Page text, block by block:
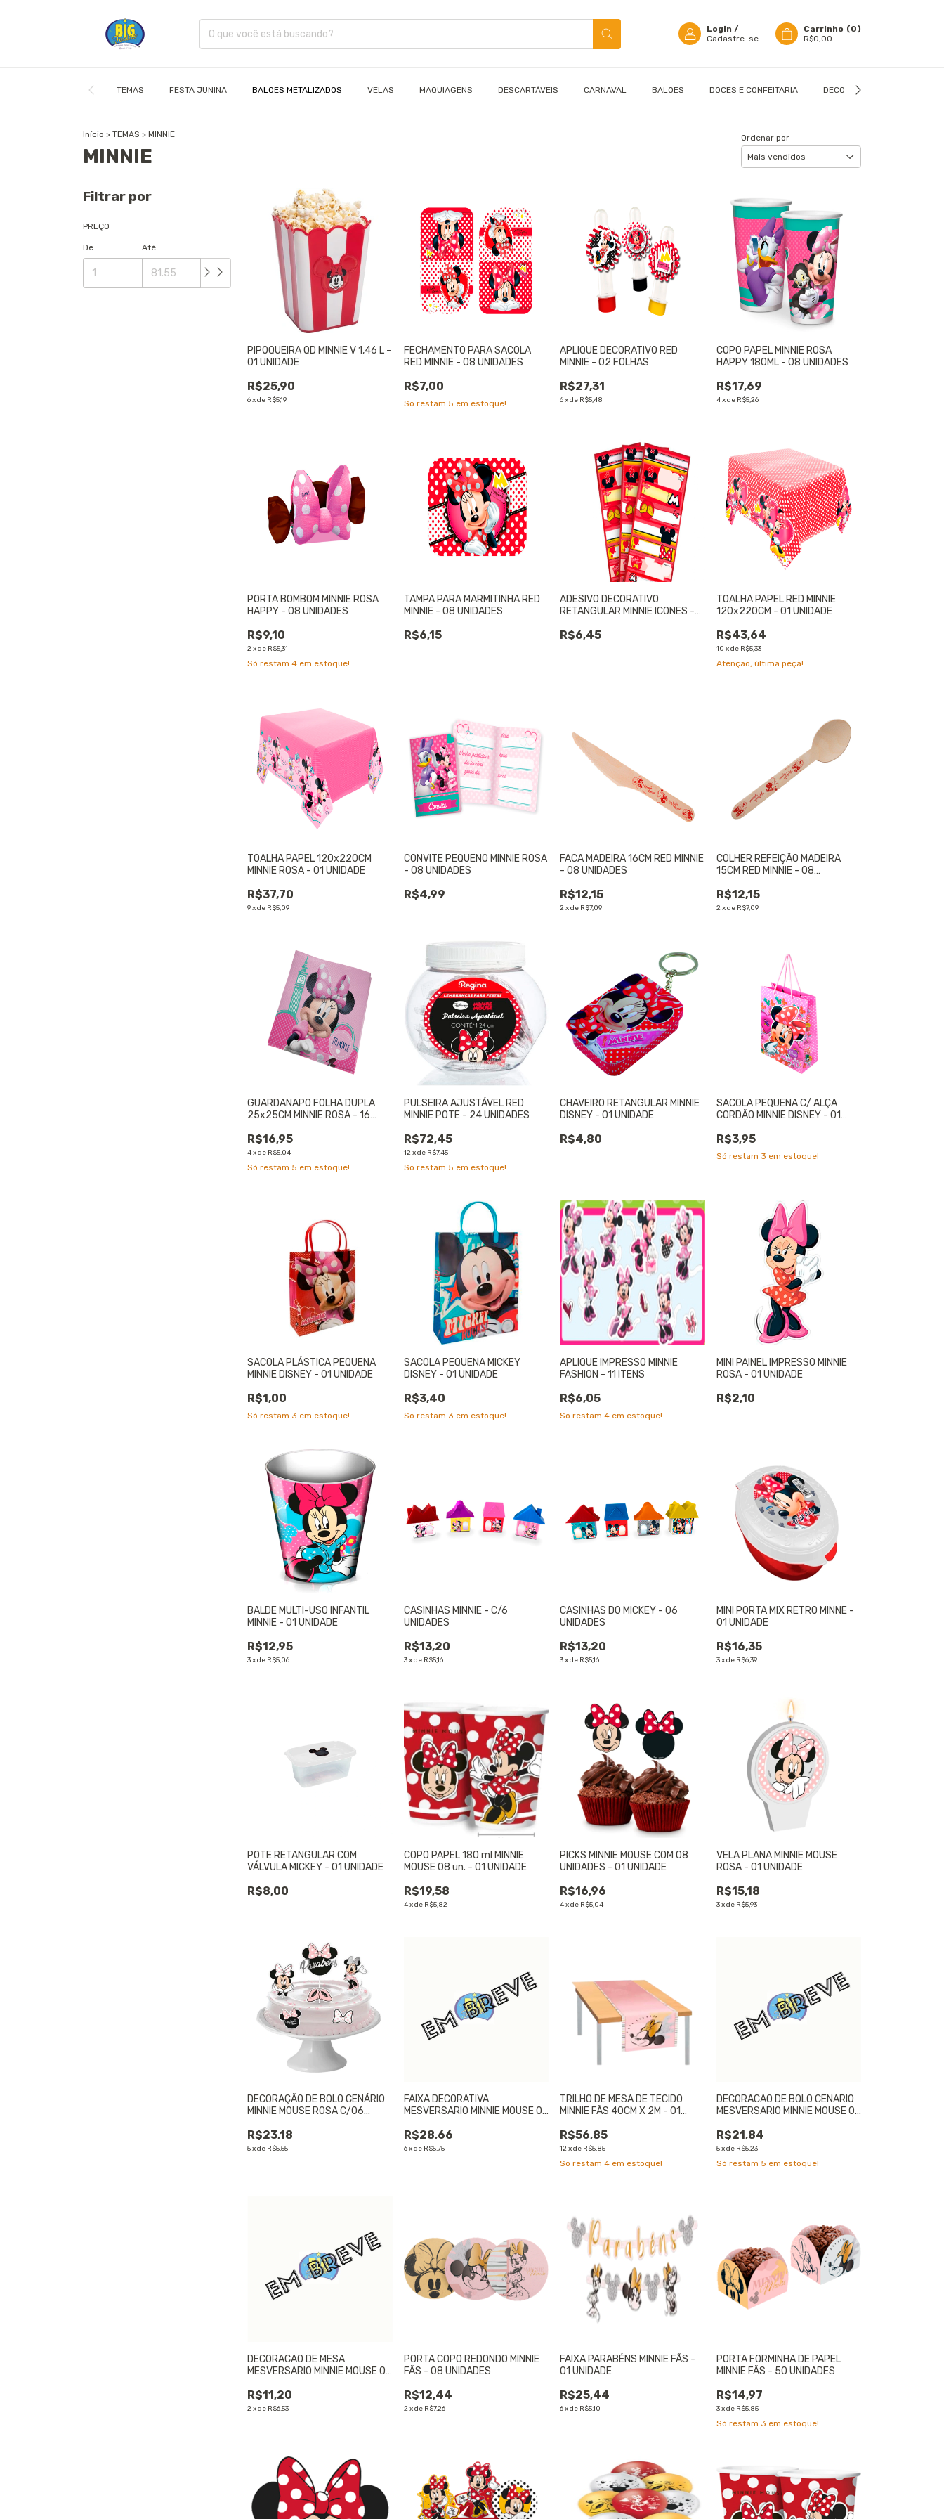
Login /
Cadastre-se
Carrinho (0)
R$0,00
TEMAS FESTA JUNINA BALÕES METALIZADOS VELAS MAQUIAGENS DESCARTÁVEIS CARNAVAL BALÕES DOCES E CONFEITARIA DECORAÇÃO
Início > TEMAS > MINNIE
MINNIE
Ordenar por
Filtrar por
PREÇO
De Até
PIPOQUEIRA QD MINNIE V 1,46 L -
01 UNIDADE
R$25,90
6xde R$5,19
FECHAMENTO PARA SACOLA
RED MINNIE - 08 UNIDADES
R$7,00
Só restam 5 em estoque!
APLIQUE DECORATIVO RED
MINNIE - 02 FOLHAS
R$27,31
6xde R$5,48
COPO PAPEL MINNIE ROSA
HAPPY 180ML - 08 UNIDADES
R$17,69
4 xde R$5,26
PORTA BOMBOM MINNIE ROSA
HAPPY - 08 UNIDADES
R$9,10
2xde R$5,31
Só restam4 em estoque!
TAMPA PARA MARMITINHA RED
MINNIE - 08 UNIDADES
R$6,15
ADESIVO DECORATIVO
RETANGULAR MINNIE ICONES -
R$6,45
TOALHA PAPEL RED MINNIE
120x220CM - 01 UNIDADE
R$43,64
10 xde R$5,33
Atenção, última peça!
TOALHA PAPEL 120x220CM
MINNIE ROSA - 01 UNIDADE
R$37,70
9xde R$5,09
CONVITE PEQUENO MINNIE ROSA
- 08 UNIDADES
R$4,99
FACA MADEIRA 16CM RED MINNIE
- 08 UNIDADES
R$12,15
2xde R$7,09
COLHER REFEIÇÃO MADEIRA
15CM RED MINNIE - 08
R$12,15
2 xde R$7,09
GUARDANAPO FOLHA DUPLA
25x25CM MINNIE ROSA - 16
R$16,95
4xde R$5,04
Só restam 5 em estoque!
PULSEIRA AJUSTÁVEL RED
MINNIE POTE - 24 UNIDADES
R$72,45
12xde R$7,45
Só restam 5 em estoque!
CHAVEIRO RETANGULAR MINNIE
DISNEY - 01 UNIDADE
R$4,80
SACOLA PEQUENA C/ ALÇA
CORDÃO MINNIE DISNEY - 01
R$3,95
Só restam 3 em estoque!
SACOLA PLÁSTICA PEQUENA
MINNIE DISNEY - 01 UNIDADE
R$1,00
Só restam 3 em estoque!
SACOLA PEQUENA MICKEY
DISNEY - 01 UNIDADE
R$3,40
Só restam 3 em estoque!
APLIQUE IMPRESSO MINNIE
FASHION - 11 ITENS
R$6,05
Só restam4 em estoque!
MINI PAINEL IMPRESSO MINNIE
ROSA - 01 UNIDADE
R$2,10
BALDE MULTI-USO INFANTIL
MINNIE - 01 UNIDADE
R$12,95
3xde R$5,06
CASINHAS MINNIE - C/6
UNIDADES
R$13,20
3xde R$5,16
CASINHAS DO MICKEY - 06
UNIDADES
R$13,20
3xde R$5,16
MINI PORTA MIX RETRO MINNE -
01 UNIDADE
R$16,35
3 xde R$6,39
POTE RETANGULAR COM
VÁLVULA MICKEY - 01 UNIDADE
R$8,00
COPO PAPEL 180 ml MINNIE
MOUSE 08 un. - 01 UNIDADE
R$19,58
4xde R$5,82
PICKS MINNIE MOUSE COM 08
UNIDADES - 01 UNIDADE
R$16,96
4xde R$5,04
VELA PLANA MINNIE MOUSE
ROSA - 01 UNIDADE
R$15,18
3 xde R$5,93
DECORAÇÃO DE BOLO CENÁRIO
MINNIE MOUSE ROSA C/06
R$23,18
5xde R$5,55
FAIXA DECORATIVA
MESVERSARIO MINNIE MOUSE 01
R$28,66
6xde R$5,75
TRILHO DE MESA DE TECIDO
MINNIE FÃS 40CM X 2M - 01
R$56,85
12xde R$5,85
Só restam4 em estoque!
DECORACAO DE BOLO CENARIO
MESVERSARIO MINNIE MOUSE 06
R$21,84
5 xde R$5,23
Só restam 5 em estoque!
DECORACAO DE MESA
MESVERSARIO MINNIE MOUSE 01
R$11,20
2xde R$6,53
PORTA COPO REDONDO MINNIE
FÃS - 08 UNIDADES
R$12,44
2xde R$7,26
FAIXA PARABÉNS MINNIE FÃS -
01 UNIDADE
R$25,44
6xde R$5,10
PORTA FORMINHA DE PAPEL
MINNIE FÃS - 50 UNIDADES
R$14,97
3 xde R$5,85
Só restam 3 em estoque!